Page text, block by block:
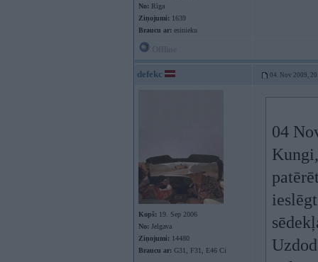
No: Rīga
Ziņojumi: 1639
Braucu ar: esinieku
defekc 04. Nov 2009,
Kopš: 19. Sep 2006
No: Jelgava
Ziņojumi: 14480
Braucu ar: G31, F31, E46 Ci
04